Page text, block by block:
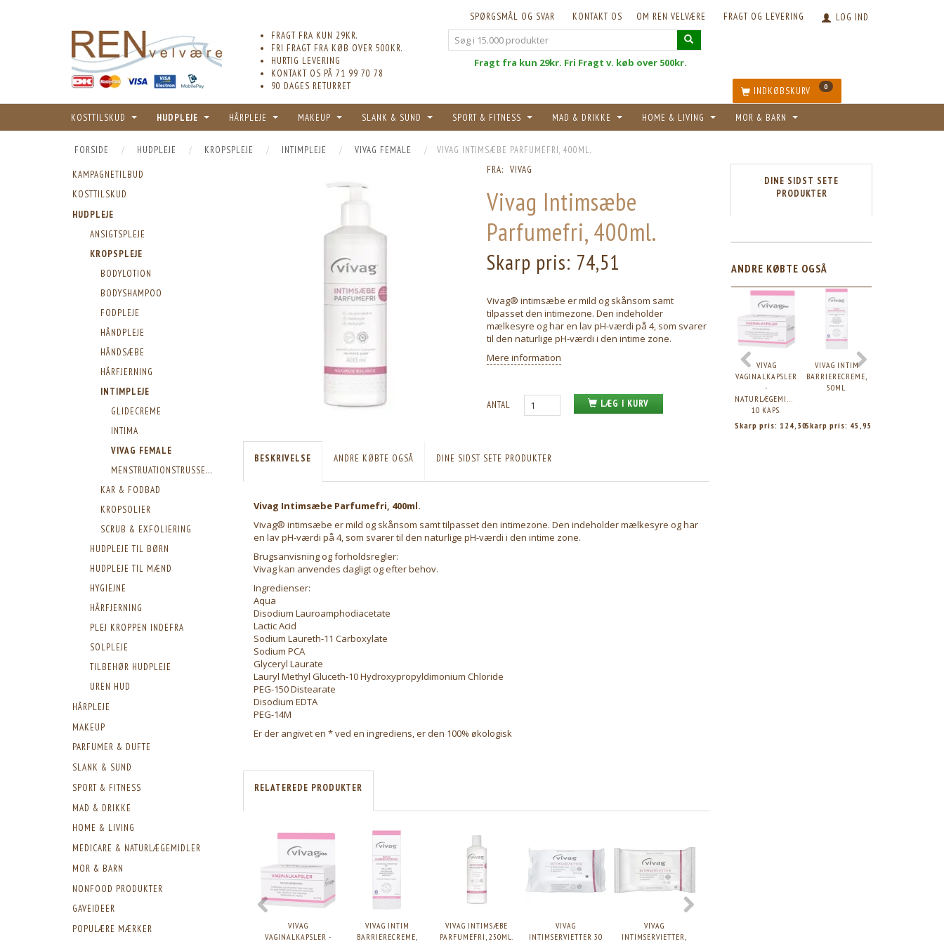
LOG IND
FRAGT OG LEVERING
OM REN VELVÆRE
KONTAKT OS
SPØRGSMÅL OG SVAR
FRAGT FRA KUN 29KR.
FRI FRAGT FRA KØB OVER 500KR.
HURTIG LEVERING
KONTAKT OS PÅ 71 99 70 78
90 DAGES RETURRET
Fragt fra kun 29kr. Fri Fragt v. køb over 500kr.
INDKØBSKURV 0
KOSTTILSKUD HUDPLEJE HÅRPLEJE MAKEUP SLANK & SUND SPORT & FITNESS MAD & DRIKKE HOME & LIVING MOR & BARN
FORSIDE HUDPLEJE KROPSPLEJE INTIMPLEJE VIVAG FEMALE VIVAG INTIMSÆBE PARFUMEFRI, 400ML.
KAMPAGNETILBUD
KOSTTILSKUD
HUDPLEJE
ANSIGTSPLEJE
KROPSPLEJE
BODYLOTION
BODYSHAMPOO
FODPLEJE
HÅNDPLEJE
HÅNDSÆBE
HÅRFJERNING
INTIMPLEJE
GLIDECREME
INTIMA
VIVAG FEMALE
MENSTRUATIONSTRUSSER
KAR & FODBAD
KROPSOLIER
SCRUB & EXFOLIERING
HUDPLEJE TIL BØRN
HUDPLEJE TIL MÆND
HYGIEJNE
HÅRFJERNING
PLEJ KROPPEN INDEFRA
SOLPLEJE
TILBEHØR HUDPLEJE
UREN HUD
HÅRPLEJE
MAKEUP
PARFUMER & DUFTE
SLANK & SUND
SPORT & FITNESS
MAD & DRIKKE
HOME & LIVING
MEDICARE & NATURLÆGEMIDLER
MOR & BARN
NONFOOD PRODUKTER
GAVEIDEER
POPULÆRE MÆRKER
FRA: VIVAG
Vivag Intimsæbe
Parfumefri, 400ml.
Skarp pris: 74,51
Vivag® intimsæbe er mild og skånsom samt
tilpasset den intimezone. Den indeholder
mælkesyre og har en lav pH-værdi på 4, som svarer
til den naturlige pH-værdi i den intime zone.
Mere information
ANTAL LÆG I KURV
BESKRIVELSE ANDRE KØBTE OGSÅ DINE SIDST SETE PRODUKTER
Vivag Intimsæbe Parfumefri, 400ml.
Vivag® intimsæbe er mild og skånsom samt tilpasset den intimezone. Den indeholder mælkesyre og har
en lav pH-værdi på 4, som svarer til den naturlige pH-værdi i den intime zone.
Brugsanvisning og forholdsregler:
Vivag kan anvendes dagligt og efter behov.
Ingredienser:
Aqua
Disodium Lauroamphodiacetate
Lactic Acid
Sodium Laureth-11 Carboxylate
Sodium PCA
Glyceryl Laurate
Lauryl Methyl Gluceth-10 Hydroxypropyldimonium Chloride
PEG-150 Distearate
Disodium EDTA
PEG-14M
Er der angivet en * ved en ingrediens, er den 100% økologisk
RELATEREDE PRODUKTER
VIVAG
VAGINALKAPSLER -
VIVAG INTIM
BARRIERECREME,
VIVAG INTIMSÆBE
PARFUMEFRI, 250ML.
VIVAG
INTIMSERVIETTER 30
VIVAG
INTIMSERVIETTER,
DINE SIDST SETE
PRODUKTER
ANDRE KØBTE OGSÅ
VIVAG
VAGINALKAPSLER
-
NATURLÆGEMIDDEL,
10 KAPS.
Skarp pris:124,30
VIVAG INTIM
BARRIERECREME,
50ML.
Skarp pris: 45,95